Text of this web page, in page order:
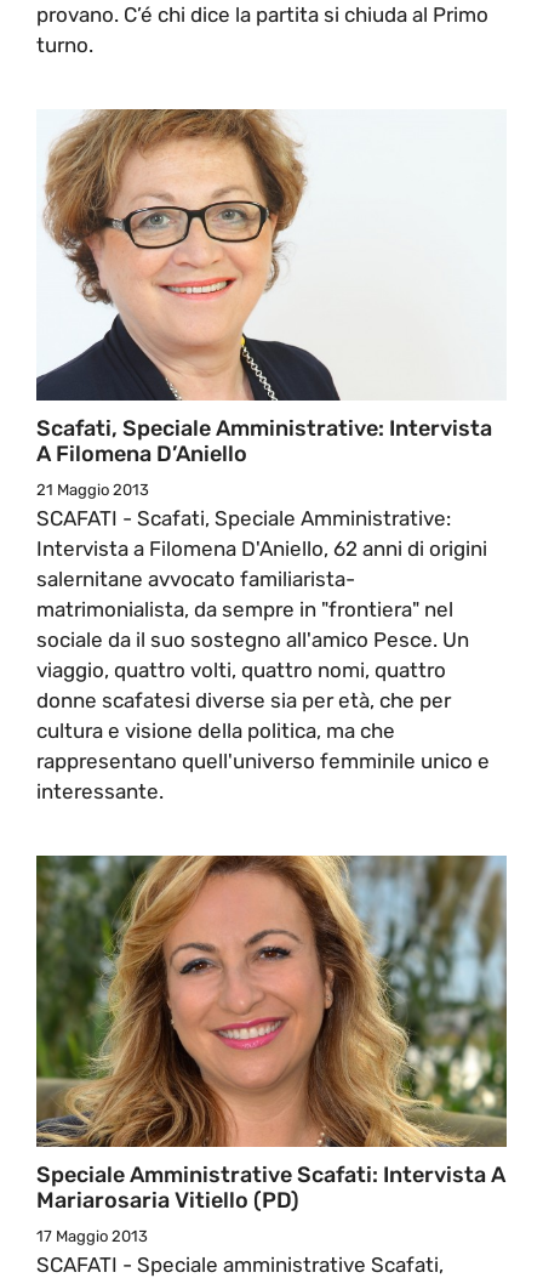
provano. C’é chi dice la partita si chiuda al Primo
turno.
Scafati, Speciale Amministrative: Intervista
A Filomena D’Aniello
21 Maggio 2013
SCAFATI - Scafati, Speciale Amministrative:
Intervista a Filomena D'Aniello, 62 anni di origini
salernitane avvocato familiarista-
matrimonialista, da sempre in "frontiera" nel
sociale da il suo sostegno all'amico Pesce. Un
viaggio, quattro volti, quattro nomi, quattro
donne scafatesi diverse sia per età, che per
cultura e visione della politica, ma che
rappresentano quell'universo femminile unico e
interessante.
Speciale Amministrative Scafati: Intervista A
Mariarosaria Vitiello (PD)
17 Maggio 2013
SCAFATI - Speciale amministrative Scafati,